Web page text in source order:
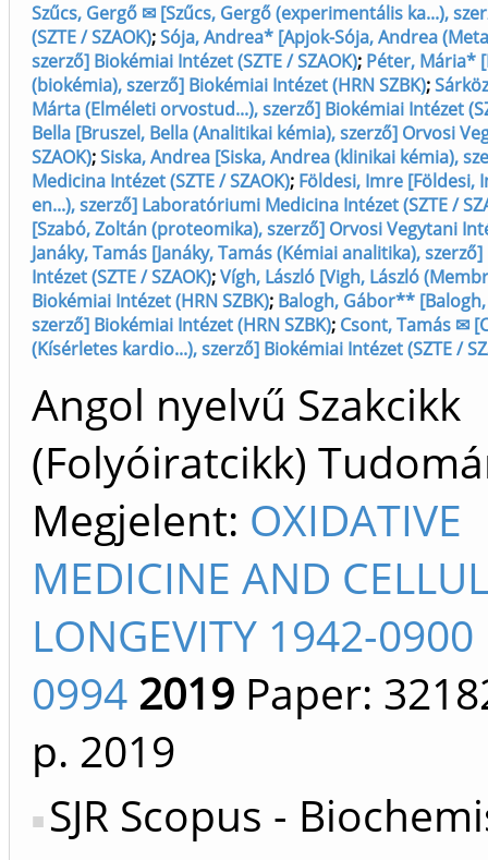
Szűcs, Gergő ✉ [Szűcs, Gergő (experimentális ka...),
(SZTE / SZAOK);Sója, Andrea* [Apjok-Sója, Andrea
szerző] Biokémiai Intézet (SZTE / SZAOK); Péter, Mária*
(biokémia), szerző] Biokémiai Intézet (HRN SZBK);
Márta (Elméleti orvostud...), szerző] Biokémiai Intézet
Bella [Bruszel, Bella (Analitikai kémia), szerző] Orvosi
SZAOK);Siska, Andrea [Siska, Andrea (klinikai kémia),
Medicina Intézet (SZTE / SZAOK); Földesi, Imre [Földesi,
en...), szerző] Laboratóriumi Medicina Intézet (SZTE /
[Szabó, Zoltán (proteomika), szerző] Orvosi Vegytani
Janáky, Tamás [Janáky, Tamás (Kémiai analitika),
Intézet (SZTE / SZAOK);Vígh, László [Vigh, László
Biokémiai Intézet (HRN SZBK); Balogh, Gábor**
szerző] Biokémiai Intézet (HRN SZBK); Csont, Tamás ✉
(Kísérletes kardio...), szerző] Biokémiai Intézet (SZTE /
Angol nyelvű Szakcikk
(Folyóiratcikk)
Megjelent: OXIDATIVE
MEDICINE AND
LONGEVITY 1942-
0994 2019 Paper:
p. 2019
SJR Scopus -